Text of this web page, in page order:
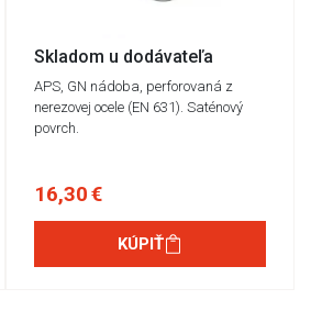
Skladom u dodávateľa
APS, GN nádoba, perforovaná z
nerezovej ocele (EN 631). Saténový
povrch.
16,30 €
KÚPIŤ